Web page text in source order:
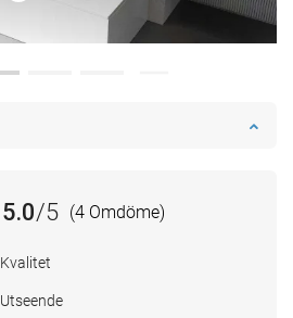
5.0/5 (4 Omdöme)
Kvalitet
Utseende